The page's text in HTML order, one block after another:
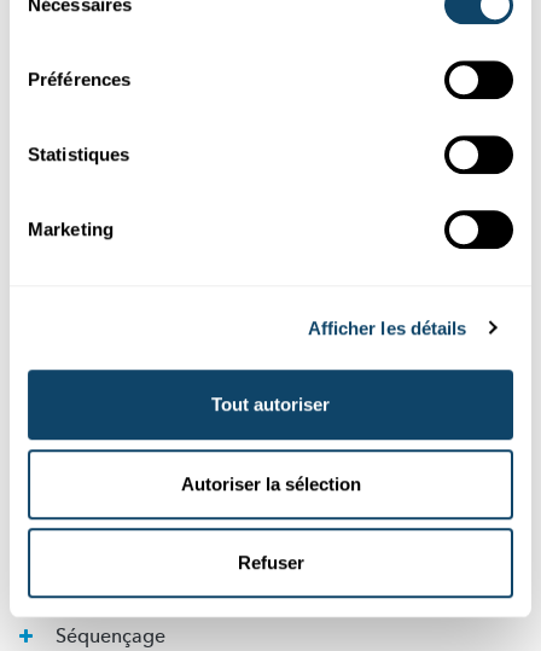
Nécessaires
Préférences
Statistiques
Marketing
Afficher les détails
Tout autoriser
Autoriser la sélection
Refuser
Vaccin
Maladie infectieuse
Comorbidité
Équipement de protection personnelle
Séquençage